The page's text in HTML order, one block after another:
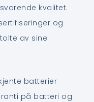
kvalitet.
og
av sine
batterier
på batteri og